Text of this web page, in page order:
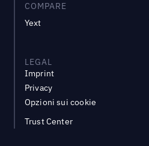
COMPARE
Yext
LEGAL
Imprint
Privacy
Opzioni sui cookie
Trust Center